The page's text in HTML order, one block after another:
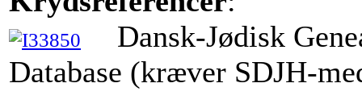
Dansk-Jødisk
Database (kræver SDJH-